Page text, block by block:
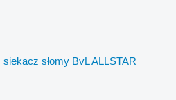
siekacz słomy BvL ALLSTAR